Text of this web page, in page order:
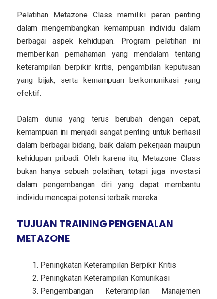
Pelatihan Metazone Class memiliki peran penting
dalam mengembangkan kemampuan individu dalam
berbagai aspek kehidupan. Program pelatihan ini
memberikan pemahaman yang mendalam tentang
keterampilan berpikir kritis, pengambilan keputusan
yang bijak, serta kemampuan berkomunikasi yang
efektif.
Dalam dunia yang terus berubah dengan cepat,
kemampuan ini menjadi sangat penting untuk berhasil
dalam berbagai bidang, baik dalam pekerjaan maupun
kehidupan pribadi. Oleh karena itu, Metazone Class
bukan hanya sebuah pelatihan, tetapi juga investasi
dalam pengembangan diri yang dapat membantu
individu mencapai potensi terbaik mereka.
TUJUAN TRAINING PENGENALAN
METAZONE
Peningkatan Keterampilan Berpikir Kritis
Peningkatan Keterampilan Komunikasi
Pengembangan Keterampilan Manajemen